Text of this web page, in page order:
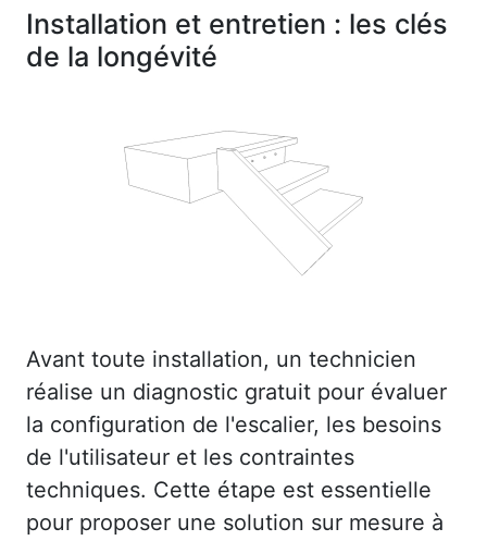
Installation et entretien : les clés
de la longévité
Avant toute installation, un technicien
réalise un diagnostic gratuit pour évaluer
la configuration de l'escalier, les besoins
de l'utilisateur et les contraintes
techniques. Cette étape est essentielle
pour proposer une solution sur mesure à